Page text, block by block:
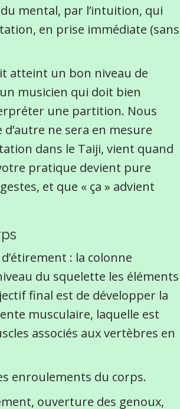
mental, par l’intuition, qui
en prise immédiate (sans
atteint un bon niveau de
musicien qui doit bien
une partition. Nous
ne sera en mesure
dans le Taiji, vient quand
pratique devient pure
et que « ça » advient
: la colonne
du squelette les éléments
final est de développer la
musculaire, laquelle est
associés aux vertèbres en
enroulements du corps.
ouverture des genoux,